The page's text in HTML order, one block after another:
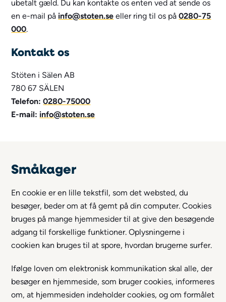
ubetalt gæld. Du kan kontakte os enten ved at sende os
en e-mail på info@stoten.se eller ring til os på0280-75
000.
Kontakt os
Stöten i Sälen AB
780 67 SÄLEN
Telefon: 0280-75000
E-mail: info@stoten.se
Småkager
En cookie er en lille tekstfil, som det websted, du
besøger, beder om at få gemt på din computer. Cookies
bruges på mange hjemmesider til at give den besøgende
adgang til forskellige funktioner. Oplysningerne i
cookien kan bruges til at spore, hvordan brugerne surfer.
Ifølge loven om elektronisk kommunikation skal alle, der
besøger en hjemmeside, som bruger cookies, informeres
om, at hjemmesiden indeholder cookies, og om formålet